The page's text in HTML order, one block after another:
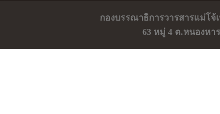
กองบรรณาธิการวารสารแม่โ
63 หมู่ 4 ต.หนองหา